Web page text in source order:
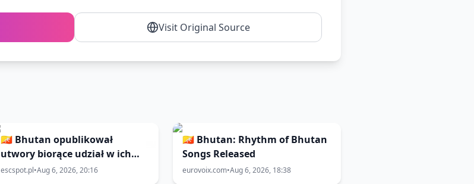
Visit Original Source
🇧🇹 Bhutan opublikował
utwory biorące udział w ich
selekcjach do 🇹🇭 Eurovision
escspot.pl•Aug 6, 2026, 20:16
🇧🇹 Bhutan: Rhythm of Bhutan
Songs Released
eurovoix.com•Aug 6, 2026, 18:38